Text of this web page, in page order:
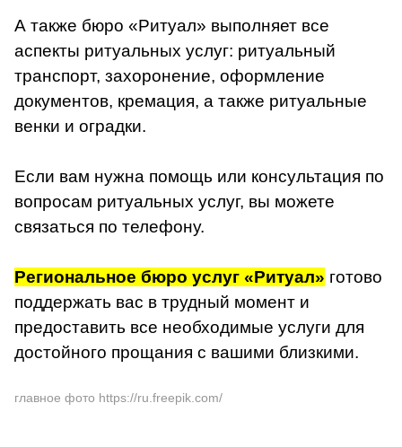
А также бюро «Ритуал» выполняет все
аспекты ритуальных услуг: ритуальный
транспорт, захоронение, оформление
документов, кремация, а также ритуальные
венки и оградки.
Если вам нужна помощь или консультация по
вопросам ритуальных услуг, вы можете
связаться по телефону.
Региональное бюро услуг «Ритуал» готово
поддержать вас в трудный момент и
предоставить все необходимые услуги для
достойного прощания с вашими близкими.
главное фото https://ru.freepik.com/